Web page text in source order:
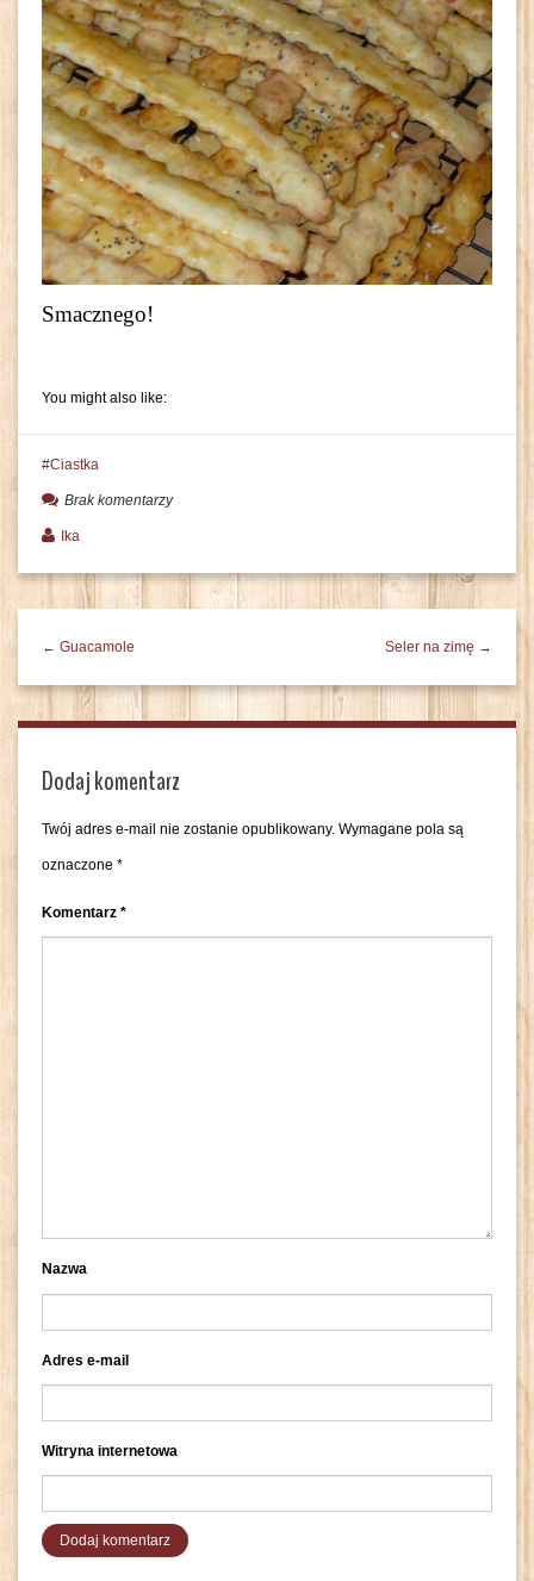
Smacznego!
You might also like:
Ciastka
Brak komentarzy
Ika
← Guacamole Seler na zimę →
Dodaj komentarz
Twój adres e-mail nie zostanie opublikowany. Wymagane pola są
oznaczone *
Komentarz *
Nazwa
Adres e-mail
Witryna internetowa